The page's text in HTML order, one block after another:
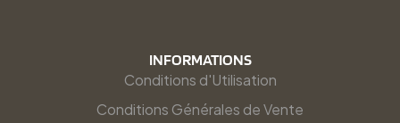
INFORMATIONS
Conditions d'Utilisation
Conditions Générales de Vente